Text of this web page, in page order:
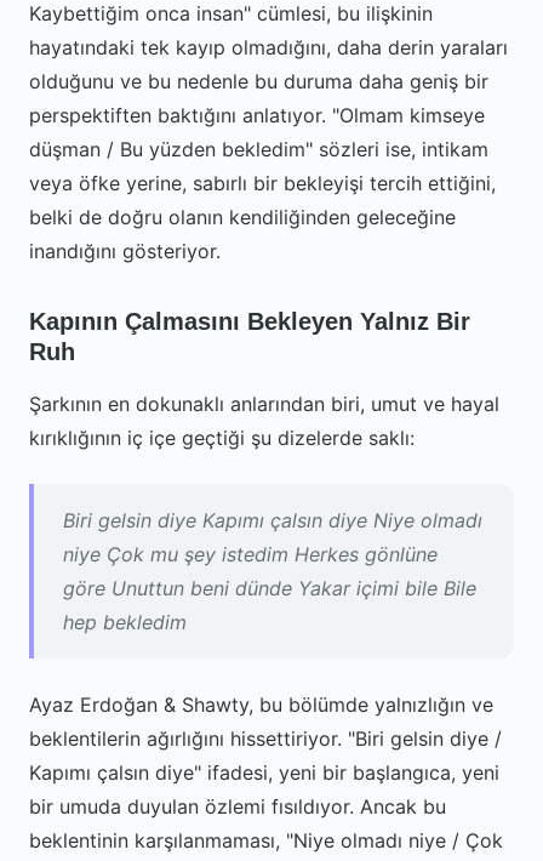
Kaybettiğim onca insan" cümlesi, bu ilişkinin
hayatındaki tek kayıp olmadığını, daha derin yaraları
olduğunu ve bu nedenle bu duruma daha geniş bir
perspektiften baktığını anlatıyor. "Olmam kimseye
düşman / Bu yüzden bekledim" sözleri ise, intikam
veya öfke yerine, sabırlı bir bekleyişi tercih ettiğini,
belki de doğru olanın kendiliğinden geleceğine
inandığını gösteriyor.
Kapının Çalmasını Bekleyen Yalnız Bir
Ruh
Şarkının en dokunaklı anlarından biri, umut ve hayal
kırıklığının iç içe geçtiği şu dizelerde saklı:
Biri gelsin diye Kapımı çalsın diye Niye olmadı
niye Çok mu şey istedim Herkes gönlüne
göre Unuttun beni dünde Yakar içimi bile Bile
hep bekledim
Ayaz Erdoğan & Shawty, bu bölümde yalnızlığın ve
beklentilerin ağırlığını hissettiriyor. "Biri gelsin diye /
Kapımı çalsın diye" ifadesi, yeni bir başlangıca, yeni
bir umuda duyulan özlemi fısıldıyor. Ancak bu
beklentinin karşılanmaması, "Niye olmadı niye / Çok